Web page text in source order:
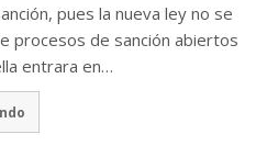
pues la nueva ley no se
procesos de sanción abiertos
entrara en…